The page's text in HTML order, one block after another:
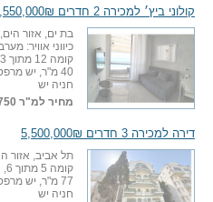
קולוני ביץ׳ למכירה 2 חדרים 2,550,000₪
בת ים, אזור הים, 1 חדרי שינה + סלון
כיווני אוויר:
קומה 12 מתוך 13, נוף לים, שטח הדירה בקולוני ביץ׳
40 מ"ר, יש מרפסת שמש 1
חניה יש
מחיר למ"ר ₪
דירה למכירה 3 חדרים 5,500,000₪
תל אביב, אזור הצפון הישן, 2
קומה 5 מתוך 6, נוף לעיר, שטח דירה
77 מ"ר, יש מרפסת שמש 2
חניה יש